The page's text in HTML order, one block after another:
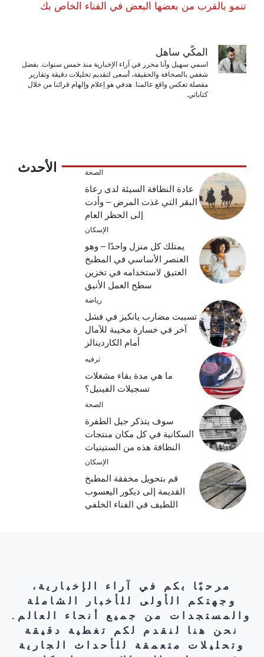
تنمو بالقرب من بعضها البعض في الفناء الخاص بك
المكّي ساهل
اسمي سهيل وأنا محرر في آراء الإخبارية منذ خمس سنوات. بفضل
شغفي بالصحافة والحقيقة، أسعى لتقديم تحليلات دقيقة وتقارير
مفصلة تعكس واقع عالمنا. هدفي هو إعلام وإلهام قرائنا من خلال
كتاباتي.
الأحدث الصحة
عادة النظافة السيئة لدى رعاة
البقر التي غذت المرض – وأدت
إلى الحظر العام
الإسكان
يمتلك كل منزل واحدًا – وهو
العنصر الأساسي في المطبخ
العتيق لاستخدامه في تخزين
سطح العمل الأنيق
رياضة
تسببت مضارب يانكيز في فشل
آخر في خسارة مخيبة للآمال
أمام الكاردينالز
ترفيه
ما هي مدة بقاء مشغلات
تسجيلات الفينيل؟
الصحة
سوف يتذكر جيل الطفرة
السكانية في كل مكان منتجات
النظافة هذه من الستينيات
الإسكان
قم بتحويل مخفقة المطبخ
القديمة إلى ديكور اليعسوب
اللطيف في الفناء الخلفي
مرحبًا بكم في آراء الإخبارية،
وجهتكم الأولى للأخبار الشاملة
والمستجدات من جميع أنحاء العالم.
نحن هنا لنقدم لكم تغطية دقيقة
وتحليلات متعمقة للأحداث الجارية